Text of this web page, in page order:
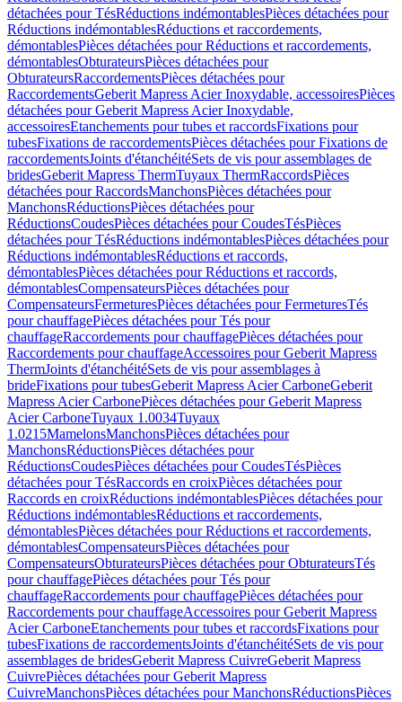
détachées pour TésRéductions indémontablesPièces détachées pour
Réductions indémontablesRéductions et raccordements,
démontablesPièces détachées pour Réductions et raccordements,
démontablesObturateursPièces détachées pour
ObturateursRaccordementsPièces détachées pour
RaccordementsGeberit Mapress Acier Inoxydable, accessoiresPièces
détachées pour Geberit Mapress Acier Inoxydable,
accessoiresEtanchements pour tubes et raccordsFixations pour
tubesFixations de raccordementsPièces détachées pour Fixations de
raccordementsJoints d'étanchéitéSets de vis pour assemblages de
bridesGeberit Mapress ThermTuyaux ThermRaccordsPièces
détachées pour RaccordsManchonsPièces détachées pour
ManchonsRéductionsPièces détachées pour
RéductionsCoudesPièces détachées pour CoudesTésPièces
détachées pour TésRéductions indémontablesPièces détachées pour
Réductions indémontablesRéductions et raccords,
démontablesPièces détachées pour Réductions et raccords,
démontablesCompensateursPièces détachées pour
CompensateursFermeturesPièces détachées pour FermeturesTés
pour chauffagePièces détachées pour Tés pour
chauffageRaccordements pour chauffagePièces détachées pour
Raccordements pour chauffageAccessoires pour Geberit Mapress
ThermJoints d'étanchéitéSets de vis pour assemblages à
brideFixations pour tubesGeberit Mapress Acier CarboneGeberit
Mapress Acier CarbonePièces détachées pour Geberit Mapress
Acier CarboneTuyaux 1.0034Tuyaux
1.0215MamelonsManchonsPièces détachées pour
ManchonsRéductionsPièces détachées pour
RéductionsCoudesPièces détachées pour CoudesTésPièces
détachées pour TésRaccords en croixPièces détachées pour
Raccords en croixRéductions indémontablesPièces détachées pour
Réductions indémontablesRéductions et raccordements,
démontablesPièces détachées pour Réductions et raccordements,
démontablesCompensateursPièces détachées pour
CompensateursObturateursPièces détachées pour ObturateursTés
pour chauffagePièces détachées pour Tés pour
chauffageRaccordements pour chauffagePièces détachées pour
Raccordements pour chauffageAccessoires pour Geberit Mapress
Acier CarboneEtanchements pour tubes et raccordsFixations pour
tubesFixations de raccordementsJoints d'étanchéitéSets de vis pour
assemblages de bridesGeberit Mapress CuivreGeberit Mapress
CuivrePièces détachées pour Geberit Mapress
CuivreManchonsPièces détachées pour ManchonsRéductionsPièces